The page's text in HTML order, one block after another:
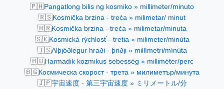
🇵🇭Pangatlong bilis ng kosmiko » millimeter/minuto
🇷🇸Kosmička brzina - treća » milimetar/ minut
🇭🇷Kosmička brzina - treća » milimetar/minuta
🇸🇰Kosmická rýchlosť - tretia » milimeter/minúta
🇮🇸Alþjóðlegur hraði - þriðji » millímetri/mínúta
🇭🇺Harmadik kozmikus sebesség » milliméter/perc
🇧🇬Космическа скорост - трета » милиметър/минута
🇯🇵宇宙速度 - 第三宇宙速度 » ミリメートル/分